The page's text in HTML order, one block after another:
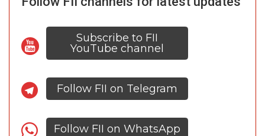
Subscribe to FII
YouTube channel
Follow FII on Telegram
Follow FII on WhatsApp